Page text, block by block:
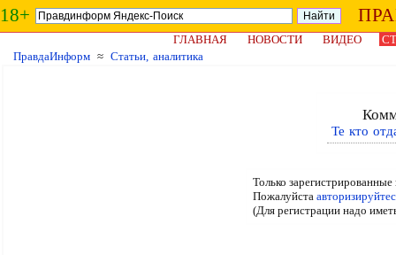
18+
ГЛАВНАЯ НОВОСТИ ВИДЕО
ПравдаИнформ ≈ Статьи, аналитика
Те кто
Только
Пожалуйста
(Для регистрации надо